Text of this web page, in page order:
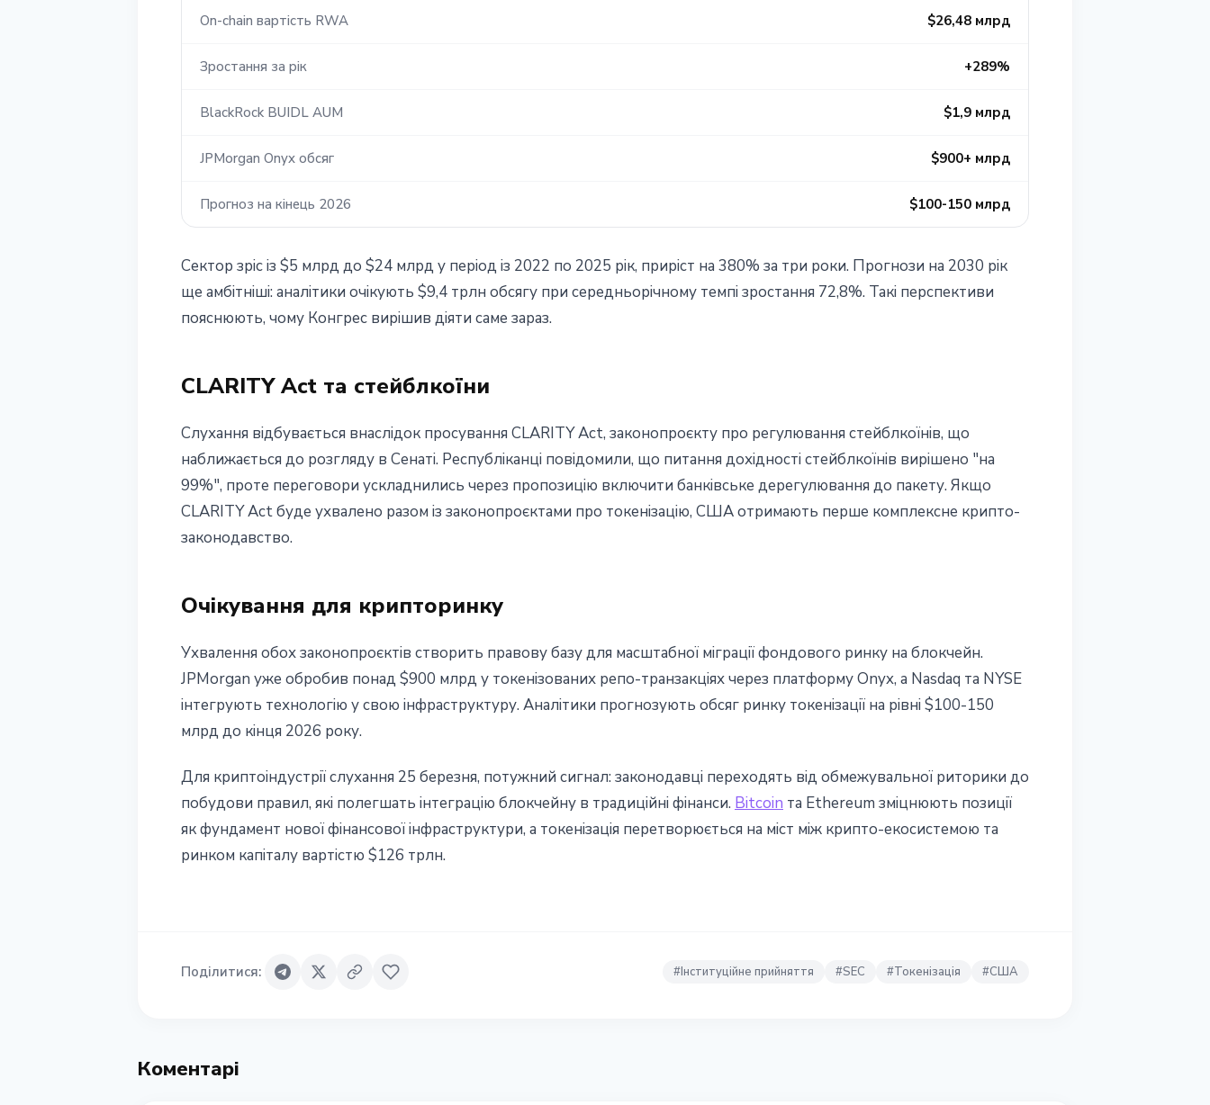
On-chain вартість RWA $26,48 млрд
Зростання за рік +289%
BlackRock BUIDL AUM $1,9 млрд
JPMorgan Onyx обсяг $900+ млрд
Прогноз на кінець 2026 $100-150 млрд
Сектор зріс із $5 млрд до $24 млрд у період із 2022 по 2025 рік, приріст на 380% за три роки. Прогнози на 2030 рік
ще амбітніші: аналітики очікують $9,4 трлн обсягу при середньорічному темпі зростання 72,8%. Такі перспективи
пояснюють, чому Конгрес вирішив діяти саме зараз.
CLARITY Act та стейблкоїни
Слухання відбувається внаслідок просування CLARITY Act, законопроєкту про регулювання стейблкоїнів, що
наближається до розгляду в Сенаті. Республіканці повідомили, що питання дохідності стейблкоїнів вирішено "на
99%", проте переговори ускладнились через пропозицію включити банківське дерегулювання до пакету. Якщо
CLARITY Act буде ухвалено разом із законопроєктами про токенізацію, США отримають перше комплексне крипто-
законодавство.
Очікування для крипторинку
Ухвалення обох законопроєктів створить правову базу для масштабної міграції фондового ринку на блокчейн.
JPMorgan уже обробив понад $900 млрд у токенізованих репо-транзакціях через платформу Onyx, а Nasdaq та NYSE
інтегрують технологію у свою інфраструктуру. Аналітики прогнозують обсяг ринку токенізації на рівні $100-150
млрд до кінця 2026 року.
Для криптоіндустрії слухання 25 березня, потужний сигнал: законодавці переходять від обмежувальної риторики до
побудови правил, які полегшать інтеграцію блокчейну в традиційні фінанси. Bitcoin та Ethereum зміцнюють позиції
як фундамент нової фінансової інфраструктури, а токенізація перетворюється на міст між крипто-екосистемою та
ринком капіталу вартістю $126 трлн.
Поділитися: #Інституційне прийняття #SEC #Токенізація #США
Коментарі